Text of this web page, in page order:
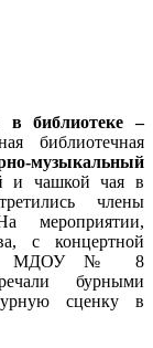
в библиотеке –
библиотечная
музыкальный
и чашкой чая в
члены
мероприятии,
с концертной
МДОУ № 8
бурными
сценку в